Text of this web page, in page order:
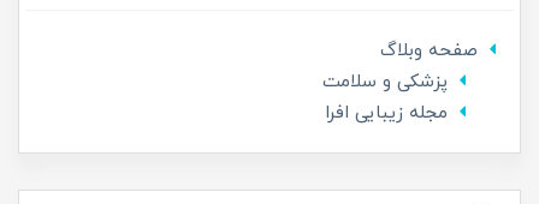
صفحه وبلاگ
پزشکی و سلامت
مجله زیبایی افرا